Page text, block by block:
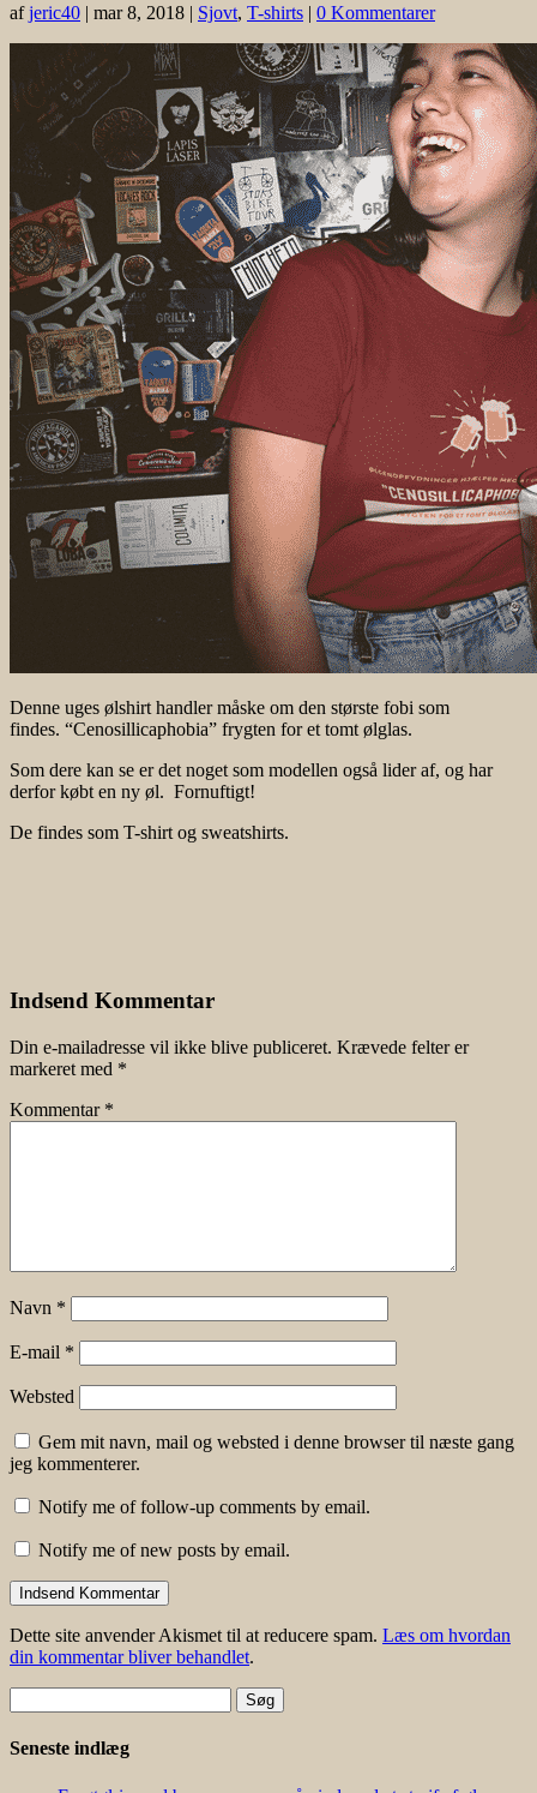
afjeric40 | mar 8, 2018 | Sjovt, T-shirts | 0 Kommentarer
Denne uges ølshirt handler måske om den største fobi som
findes. “Cenosillicaphobia” frygten for et tomt ølglas.
Som dere kan se er det noget som modellen også lider af, og har
derfor købt en ny øl. Fornuftigt!
De findes som T-shirt og sweatshirts.
Indsend Kommentar
Din e-mailadresse vil ikke blive publiceret. Krævede felter er
markeret med *
Kommentar *
Navn *
E-mail *
Websted
Gem mit navn, mail og websted i denne browser til næste gang
jeg kommenterer.
Notify me of follow-up comments by email.
Notify me of new posts by email.
Dette site anvender Akismet til at reducere spam. Læs om hvordan
din kommentar bliver behandlet.
efter:
Seneste indlæg